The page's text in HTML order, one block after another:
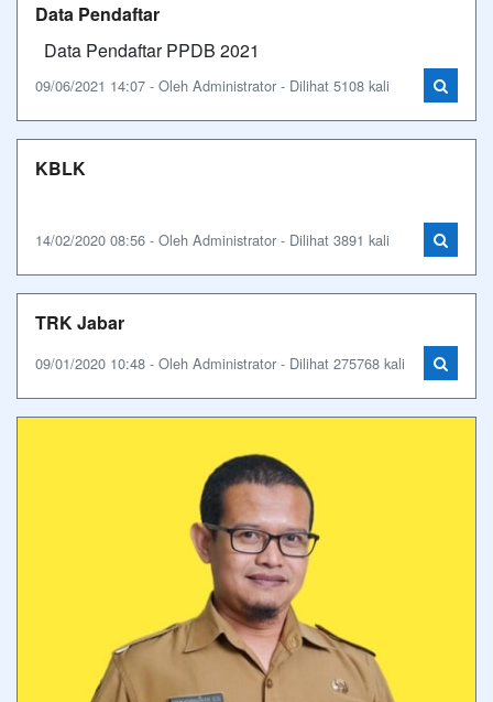
Data Pendaftar
Data Pendaftar PPDB 2021
09/06/2021 14:07 - Oleh Administrator - Dilihat 5108 kali
KBLK
14/02/2020 08:56 - Oleh Administrator - Dilihat 3891 kali
TRK Jabar
09/01/2020 10:48 - Oleh Administrator - Dilihat 275768 kali